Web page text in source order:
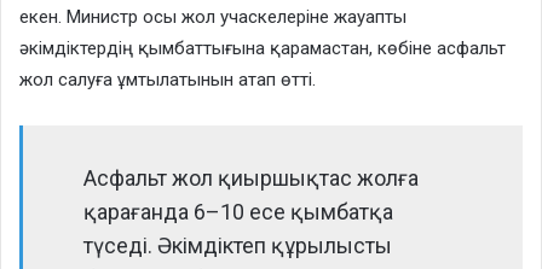
екен. Министр осы жол учаскелеріне жауапты
әкімдіктердің қымбаттығына қарамастан, көбіне асфальт
жол салуға ұмтылатынын атап өтті.
Асфальт жол қиыршықтас жолға
қарағанда 6–10 есе қымбатқа
түседі. Әкімдіктеп құрылысты